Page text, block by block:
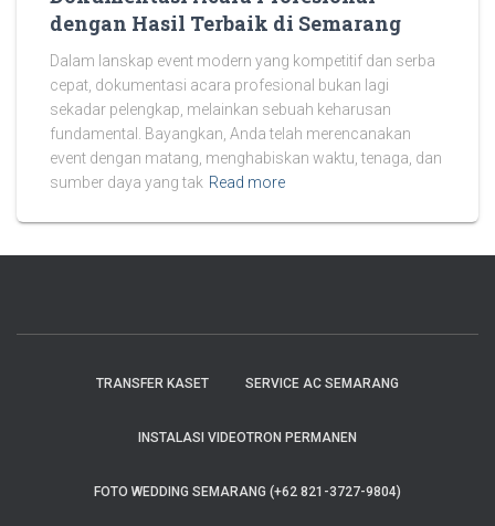
dengan Hasil Terbaik di Semarang
Dalam lanskap event modern yang kompetitif dan serba
cepat, dokumentasi acara profesional bukan lagi
sekadar pelengkap, melainkan sebuah keharusan
fundamental. Bayangkan, Anda telah merencanakan
event dengan matang, menghabiskan waktu, tenaga, dan
sumber daya yang tak Read more
TRANSFER KASET SERVICE AC SEMARANG
INSTALASI VIDEOTRON PERMANEN
FOTO WEDDING SEMARANG (+62 821-3727-9804)